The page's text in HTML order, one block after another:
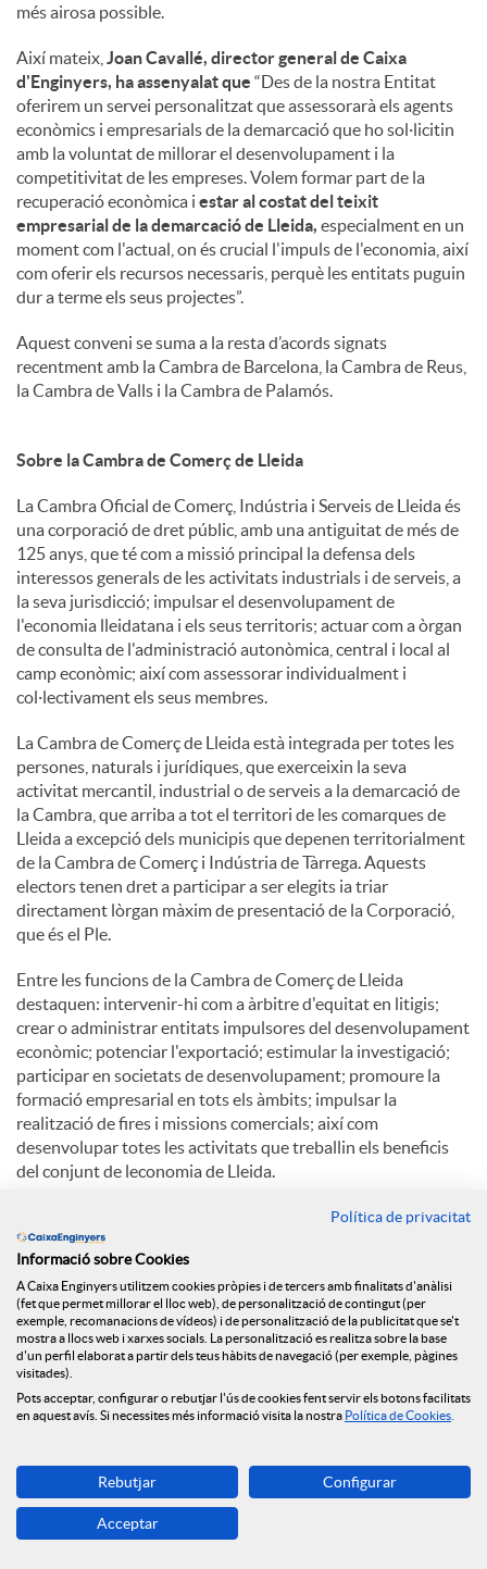
més airosa possible.
Així mateix, Joan Cavallé, director general de Caixa
d'Enginyers, ha assenyalat que “Des de la nostra Entitat
oferirem un servei personalitzat que assessorarà els agents
econòmics i empresarials de la demarcació que ho sol·licitin
amb la voluntat de millorar el desenvolupament i la
competitivitat de les empreses. Volem formar part de la
recuperació econòmica i estar al costat del teixit
empresarial de la demarcació de Lleida, especialment en un
moment com l'actual, on és crucial l'impuls de l'economia, així
com oferir els recursos necessaris, perquè les entitats puguin
dur a terme els seus projectes”.
Aquest conveni se suma a la resta d’acords signats
recentment amb la Cambra de Barcelona, la Cambra de Reus,
la Cambra de Valls i la Cambra de Palamós.
Sobre la Cambra de Comerç de Lleida
La Cambra Oficial de Comerç, Indústria i Serveis de Lleida és
una corporació de dret públic, amb una antiguitat de més de
125 anys, que té com a missió principal la defensa dels
interessos generals de les activitats industrials i de serveis, a
la seva jurisdicció; impulsar el desenvolupament de
l'economia lleidatana i els seus territoris; actuar com a òrgan
de consulta de l'administració autonòmica, central i local al
camp econòmic; així com assessorar individualment i
col·lectivament els seus membres.
La Cambra de Comerç de Lleida està integrada per totes les
persones, naturals i jurídiques, que exerceixin la seva
activitat mercantil, industrial o de serveis a la demarcació de
la Cambra, que arriba a tot el territori de les comarques de
Lleida a excepció dels municipis que depenen territorialment
de la Cambra de Comerç i Indústria de Tàrrega. Aquests
electors tenen dret a participar a ser elegits ia triar
directament lòrgan màxim de presentació de la Corporació,
que és el Ple.
Entre les funcions de la Cambra de Comerç de Lleida
destaquen: intervenir-hi com a àrbitre d'equitat en litigis;
crear o administrar entitats impulsores del desenvolupament
econòmic; potenciar l'exportació; estimular la investigació;
participar en societats de desenvolupament; promoure la
formació empresarial en tots els àmbits; impulsar la
realització de fires i missions comercials; així com
desenvolupar totes les activitats que treballin els beneficis
del conjunt de leconomia de Lleida.
internacionalització, la informació d'empreses, la innovació i
les TIC, la indústria, la legislació, el comerç i la creació
d'empreses.
C
m
Notícies relacionades
El Grup Caixa Enginyers consolida el seu model
Política de privacitat
Informació sobre Cookies
A Caixa Enginyers utilitzem cookies pròpies i de tercers amb finalitats d'anàlisi
(fet que permet millorar el lloc web), de personalització de contingut (per
exemple, recomanacions de vídeos) i de personalització de la publicitat que se't
mostra a llocs web i xarxes socials. La personalització es realitza sobre la base
d'un perfil elaborat a partir dels teus hàbits de navegació (per exemple, pàgines
visitades).
Pots acceptar, configurar o rebutjar l'ús de cookies fent servir els botons facilitats
en aquest avís. Si necessites més informació visita la nostra Política de Cookies
Rebutjar Configurar
Acceptar